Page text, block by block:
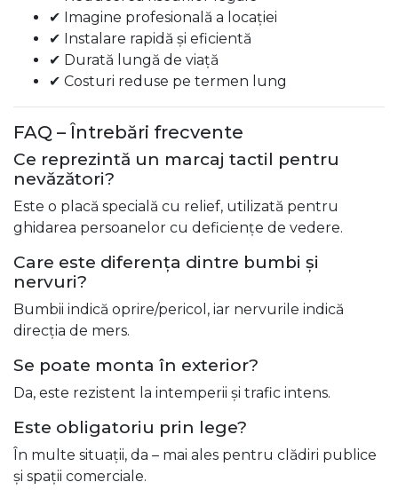
✔ Imagine profesională a locației
✔ Instalare rapidă și eficientă
✔ Durată lungă de viață
✔ Costuri reduse pe termen lung
FAQ – Întrebări frecvente
Ce reprezintă un marcaj tactil pentru
nevăzători?
Este o placă specială cu relief, utilizată pentru
ghidarea persoanelor cu deficiențe de vedere.
Care este diferența dintre bumbi și
nervuri?
Bumbii indică oprire/pericol, iar nervurile indică
direcția de mers.
Se poate monta în exterior?
Da, este rezistent la intemperii și trafic intens.
Este obligatoriu prin lege?
În multe situații, da – mai ales pentru clădiri publice
și spații comerciale.